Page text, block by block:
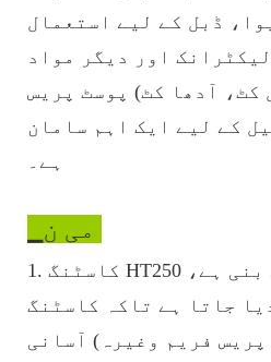
ڈبل کے لیے استعمال
اور دیگر مواد
کٹ، آدھا کٹ) پوسٹ پریس
کے لیے ایک اہم سامان
ہے۔
1. کاسٹنگ HT250 گرے کاسٹ آئرن سے بنی ہے،
جاتا ہے تاکہ کاسٹنگ
فریم وغیرہ) آسانی